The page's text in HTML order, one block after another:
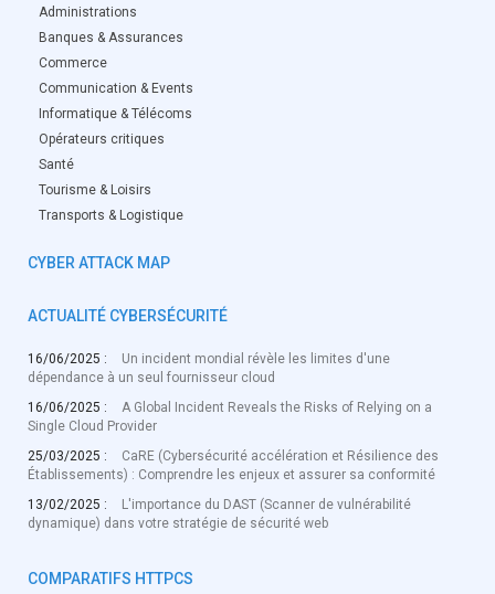
Administrations
Banques & Assurances
Commerce
Communication & Events
Informatique & Télécoms
Opérateurs critiques
Santé
Tourisme & Loisirs
Transports & Logistique
CYBER ATTACK MAP
ACTUALITÉ CYBERSÉCURITÉ
16/06/2025 :
Un incident mondial révèle les limites d'une
dépendance à un seul fournisseur cloud
16/06/2025 :
A Global Incident Reveals the Risks of Relying on a
Single Cloud Provider
25/03/2025 :
CaRE (Cybersécurité accélération et Résilience des
Établissements) : Comprendre les enjeux et assurer sa conformité
13/02/2025 :
L'importance du DAST (Scanner de vulnérabilité
dynamique) dans votre stratégie de sécurité web
COMPARATIFS HTTPCS